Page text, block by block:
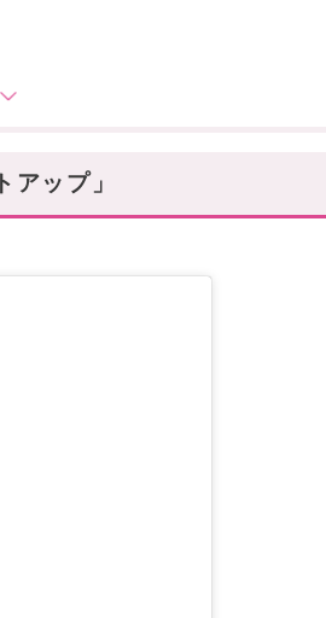
ップ」